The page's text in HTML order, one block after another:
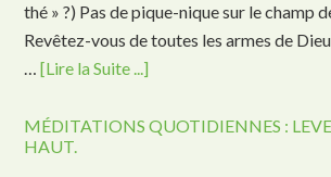
thé » ?) Pas de pique-nique sur le champ
Revêtez-vous de toutes les armes de
…[Lire la Suite ...]
MÉDITATIONS QUOTIDIENNES :
HAUT.